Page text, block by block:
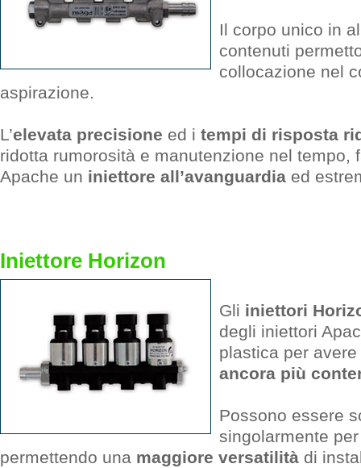
Il corpo unico in
contenuti
collocazione nel
aspirazione.
L’elevata precisione ed i tempi di risposta
ridotta rumorosità e manutenzione nel tempo,
Apache un iniettore all’avanguardia ed
Iniettore Horizon
Gli iniettori
degli iniettori
plastica per avere
ancora più
Possono essere
singolarmente
permettendo una maggiore versatilità di